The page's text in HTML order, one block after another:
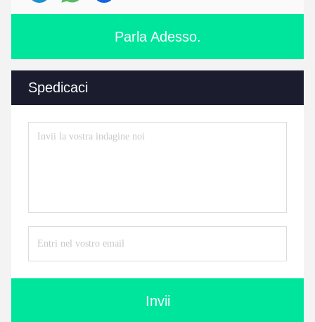
Parla Adesso.
Spedicaci
Invii